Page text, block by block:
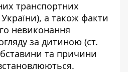
транспортних
України), а також факти
невиконання
за дитиною (ст.
та причини